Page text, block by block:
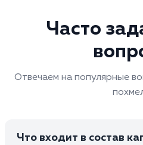
Часто
Отвечаем на популярные
Что входит в состав